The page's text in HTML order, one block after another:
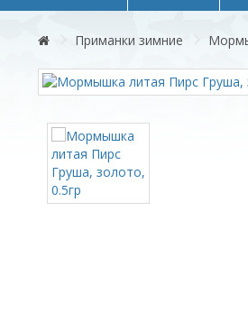
Приманки зимние